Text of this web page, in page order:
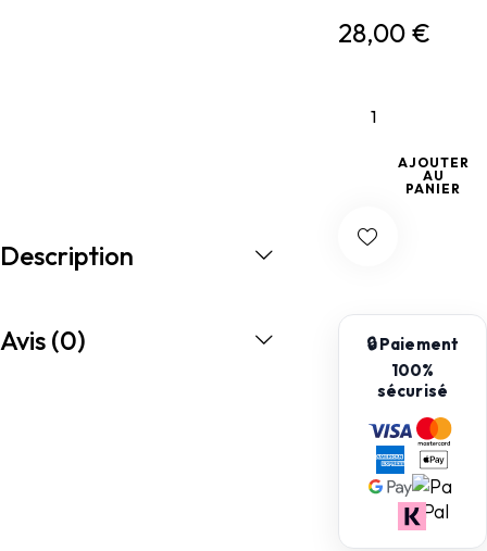
28,00 €
AJOUTER
AU
PANIER
🔒 Paiement
100%
sécurisé
Description
Avis (0)